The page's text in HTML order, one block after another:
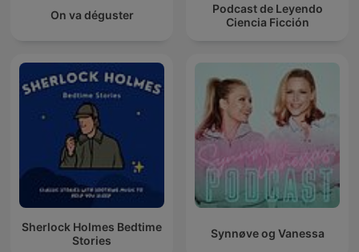
On va déguster
Podcast de Leyendo
Ciencia Ficción
Sherlock Holmes Bedtime
Stories
Synnøve og Vanessa